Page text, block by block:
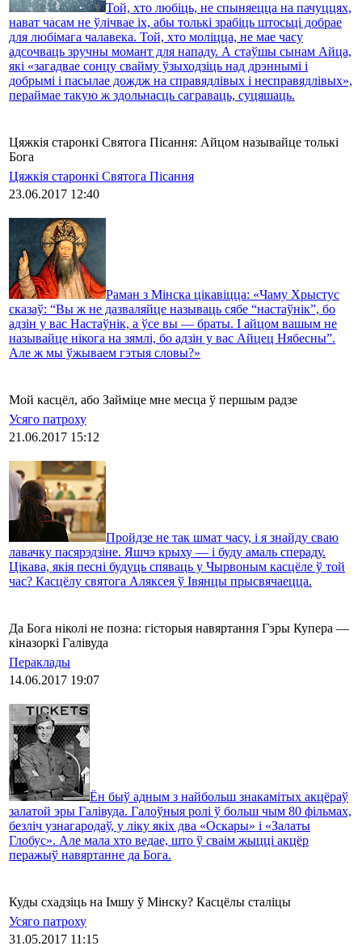
Той, хто любіць, не спыняецца на пачуццях,
нават часам не ўлічвае іх, абы толькі зрабіць штосьці добрае
для любімага чалавека. Той, хто моліцца, не мае часу
адсочваць зручны момант для нападу. А стаўшы сынам Айца,
які «загадвае сонцу свайму ўзыходзіць над дрэннымі і
добрымі і пасылае дождж на справядлівых і несправядлівых»,
пераймае такую ж здольнасць саграваць, суцяшаць.
Цяжкія старонкі Святога Пісання: Айцом называйце толькі
Бога
Цяжкія старонкі Святога Пісання
23.06.2017 12:40
Раман з Мінска цікавіцца: «Чаму Хрыстус
сказаў: “Вы ж не дазваляйце называць сябе “настаўнік”, бо
адзін у вас Настаўнік, а ўсе вы — браты. І айцом вашым не
называйце нікога на зямлі, бо адзін у вас Айцец Нябесны”.
Але ж мы ўжываем гэтыя словы?»
Мой касцёл, або Займіце мне месца ў першым радзе
Усяго патроху
21.06.2017 15:12
Пройдзе не так шмат часу, і я знайду сваю
лавачку пасярэдзіне. Яшчэ крыху — і буду амаль спераду.
Цікава, якія песні будуць спяваць у Чырвоным касцёле ў той
час? Касцёлу святога Аляксея ў Івянцы прысвячаецца.
Да Бога ніколі не позна: гісторыя навяртання Гэры Купера —
кіназоркі Галівуда
Пераклады
14.06.2017 19:07
Ён быў адным з найбольш знакамітых акцёраў
залатой эры Галівуда. Галоўныя ролі ў больш чым 80 фільмах,
безліч узнагародаў, у ліку якіх два «Оскары» і «Залаты
Глобус». Але мала хто ведае, што ў сваім жыцці акцёр
перажыў навяртанне да Бога.
Куды схадзіць на Імшу ў Мінску? Касцёлы сталіцы
Усяго патроху
31.05.2017 11:15